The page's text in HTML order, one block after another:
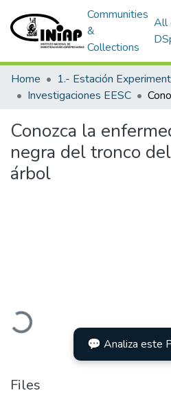
Communities
&
Collections
All
Home
Investigaciones EESC
Conozca la
negra del tronco
árbol
Loading...
💬 Analiza este
Files